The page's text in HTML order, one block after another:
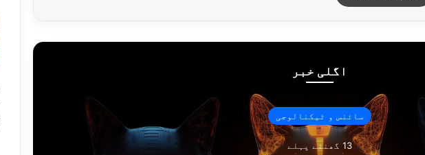
اگلی خبر
سائنس و ٹیکنالوجی
13 گھنٹے پہلے